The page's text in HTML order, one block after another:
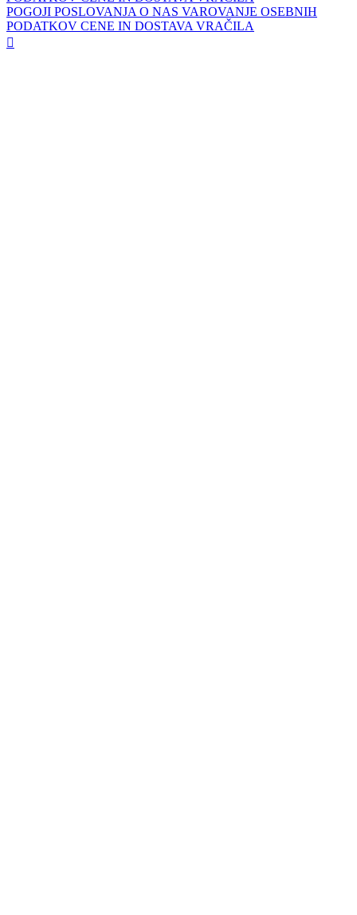
POGOJI POSLOVANJA O NAS VAROVANJE OSEBNIH
PODATKOV CENE IN DOSTAVA VRAČILA
